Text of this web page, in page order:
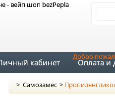
Добро
кабинет Оплата и
> Самозамес >